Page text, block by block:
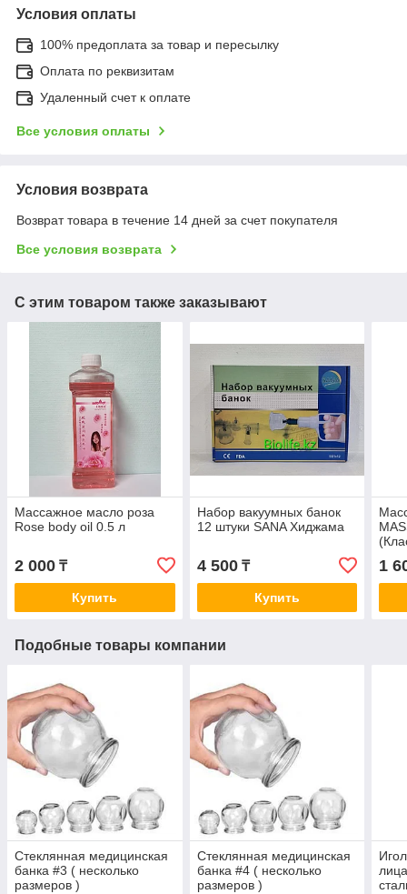
Условия оплаты
100% предоплата за товар и пересылку
Оплата по реквизитам
Удаленный счет к оплате
Все условия оплаты
Условия возврата
Возврат товара в течение 14 дней за счет покупателя
Все условия возврата
С этим товаром также заказывают
Массажное масло роза
Rose body oil 0.5 л
2 000 ₸
Купить
Набор вакуумных банок
12 штуки SANA Хиджама
4 500₸
Купить
1
Подобные товары компании
Стеклянная медицинская
банка #3 ( несколько
размеров )
Стеклянная медицинская
банка #4 ( несколько
размеров )